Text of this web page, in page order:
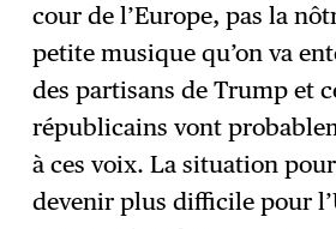
cour de l’Europe, pas la
petite musique qu’on va
des partisans de Trump et
républicains vont
à ces voix. La situation
devenir plus difficile pour